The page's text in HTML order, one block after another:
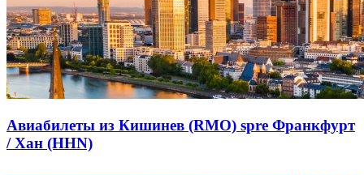
Авиабилеты из Кишинев (RMO) spre Франкфурт
/ Хан (HHN)